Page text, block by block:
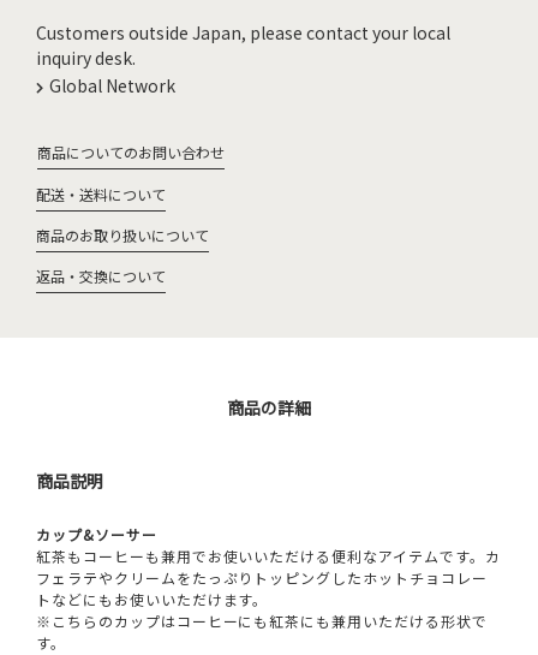
Customers outside Japan, please contact your local
inquiry desk.
Global Network
商品についてのお問い合わせ
配送・送料について
商品のお取り扱いについて
返品・交換について
商品の詳細
商品説明
カップ&ソーサー
紅茶もコーヒーも兼用でお使いいただける便利なアイテムです。カ
フェラテやクリームをたっぷりトッピングしたホットチョコレー
トなどにもお使いいただけます。
※こちらのカップはコーヒーにも紅茶にも兼用いただける形状で
す。